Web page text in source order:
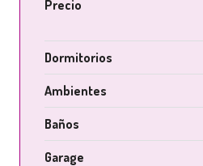
Precio
Dormitorios
Ambientes
Baños
Garage